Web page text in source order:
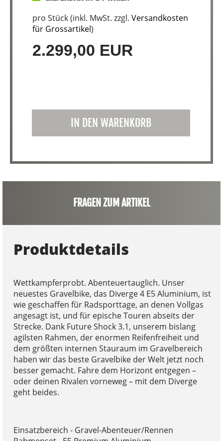
pro Stück (inkl. MwSt. zzgl. Versandkosten
für Grossartikel)
2.299,00 EUR
IN DEN WARENKORB
FRAGEN ZUM ARTIKEL
Produktdetails
Wettkampferprobt. Abenteuertauglich. Unser
neuestes Gravelbike, das Diverge 4 E5 Aluminium, ist
wie geschaffen für Radsporttage, an denen Vollgas
angesagt ist, und für epische Touren abseits der
Strecke. Dank Future Shock 3.1, unserem bislang
agilsten Rahmen, der enormen Reifenfreiheit und
dem größten internen Stauraum im Gravelbereich
haben wir das beste Gravelbike der Welt jetzt noch
besser gemacht. Fahre dem Horizont entgegen –
oder deinen Rivalen vorneweg – mit dem Diverge
geht beides.
Einsatzbereich - Gravel-Abenteuer/Rennen